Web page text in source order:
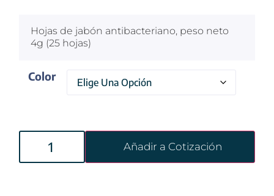
Hojas de jabón antibacteriano, peso neto
4g (25 hojas)
Color
Añadir a Cotización